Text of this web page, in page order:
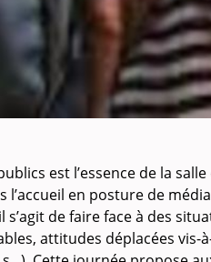
est l’essence de la
l’accueil en posture de
s’agit de faire face à des
attitudes déplacées